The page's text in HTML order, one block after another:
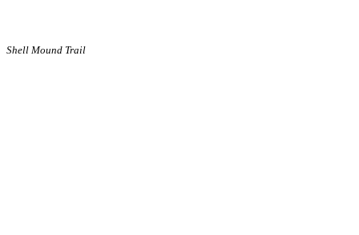
Shell Mound Trail